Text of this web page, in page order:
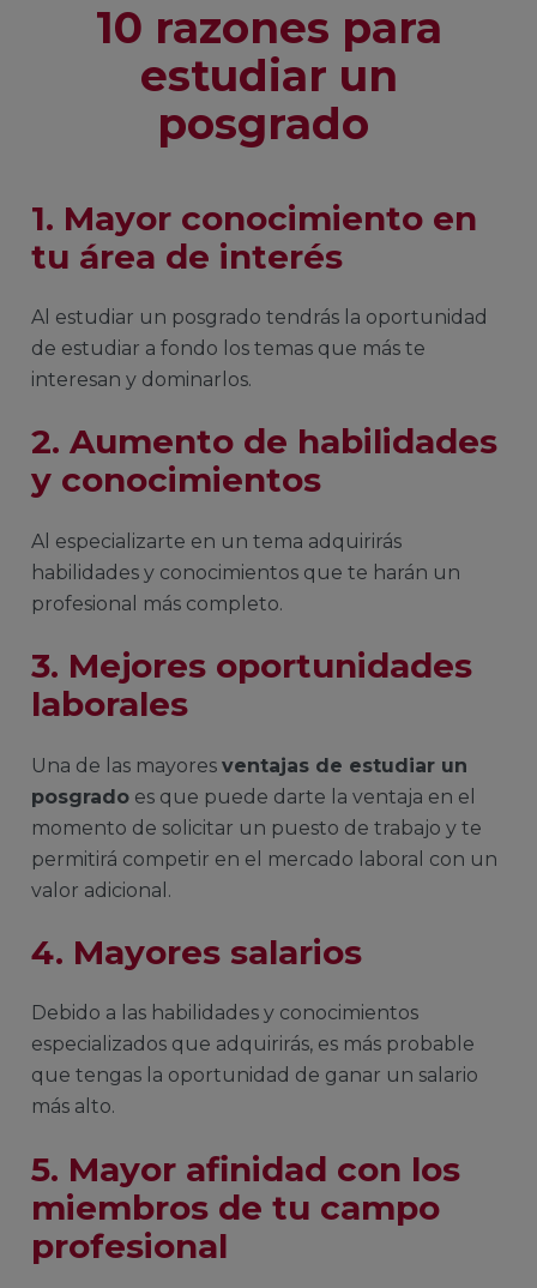
10 razones para
estudiar un
posgrado
1. Mayor conocimiento en
tu área de interés
Al estudiar un posgrado tendrás la oportunidad
de estudiar a fondo los temas que más te
interesan y dominarlos.
2. Aumento de habilidades
y conocimientos
Al especializarte en un tema adquirirás
habilidades y conocimientos que te harán un
profesional más completo.
3. Mejores oportunidades
laborales
Una de las mayores ventajas de estudiar un
posgrado es que puede darte la ventaja en el
momento de solicitar un puesto de trabajo y te
permitirá competir en el mercado laboral con un
valor adicional.
4. Mayores salarios
Debido a las habilidades y conocimientos
especializados que adquirirás, es más probable
que tengas la oportunidad de ganar un salario
más alto.
5. Mayor afinidad con los
miembros de tu campo
profesional